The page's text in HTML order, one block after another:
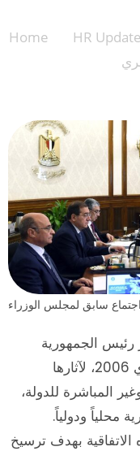
Home HR
اجتماع سابق لمجلس الوزراء
الجمهورية
بانضمام مصر إلى اتفاقية العمل البحري 2006، لآثارها
المباشرة للدولة،
محلياً ودولياً.
بهدف ترسيخ